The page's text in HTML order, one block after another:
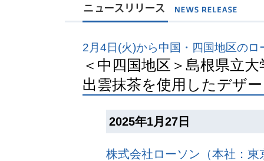
2月4日(火)から中国・四国地区のロ
＜中四国地区＞島根県立
出雲抹茶を使用したデザ
2025年1月27日
株式会社ローソン（本社：